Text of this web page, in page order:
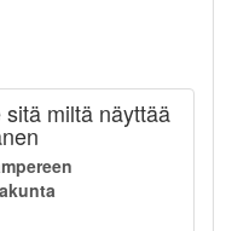
miltä näyttää